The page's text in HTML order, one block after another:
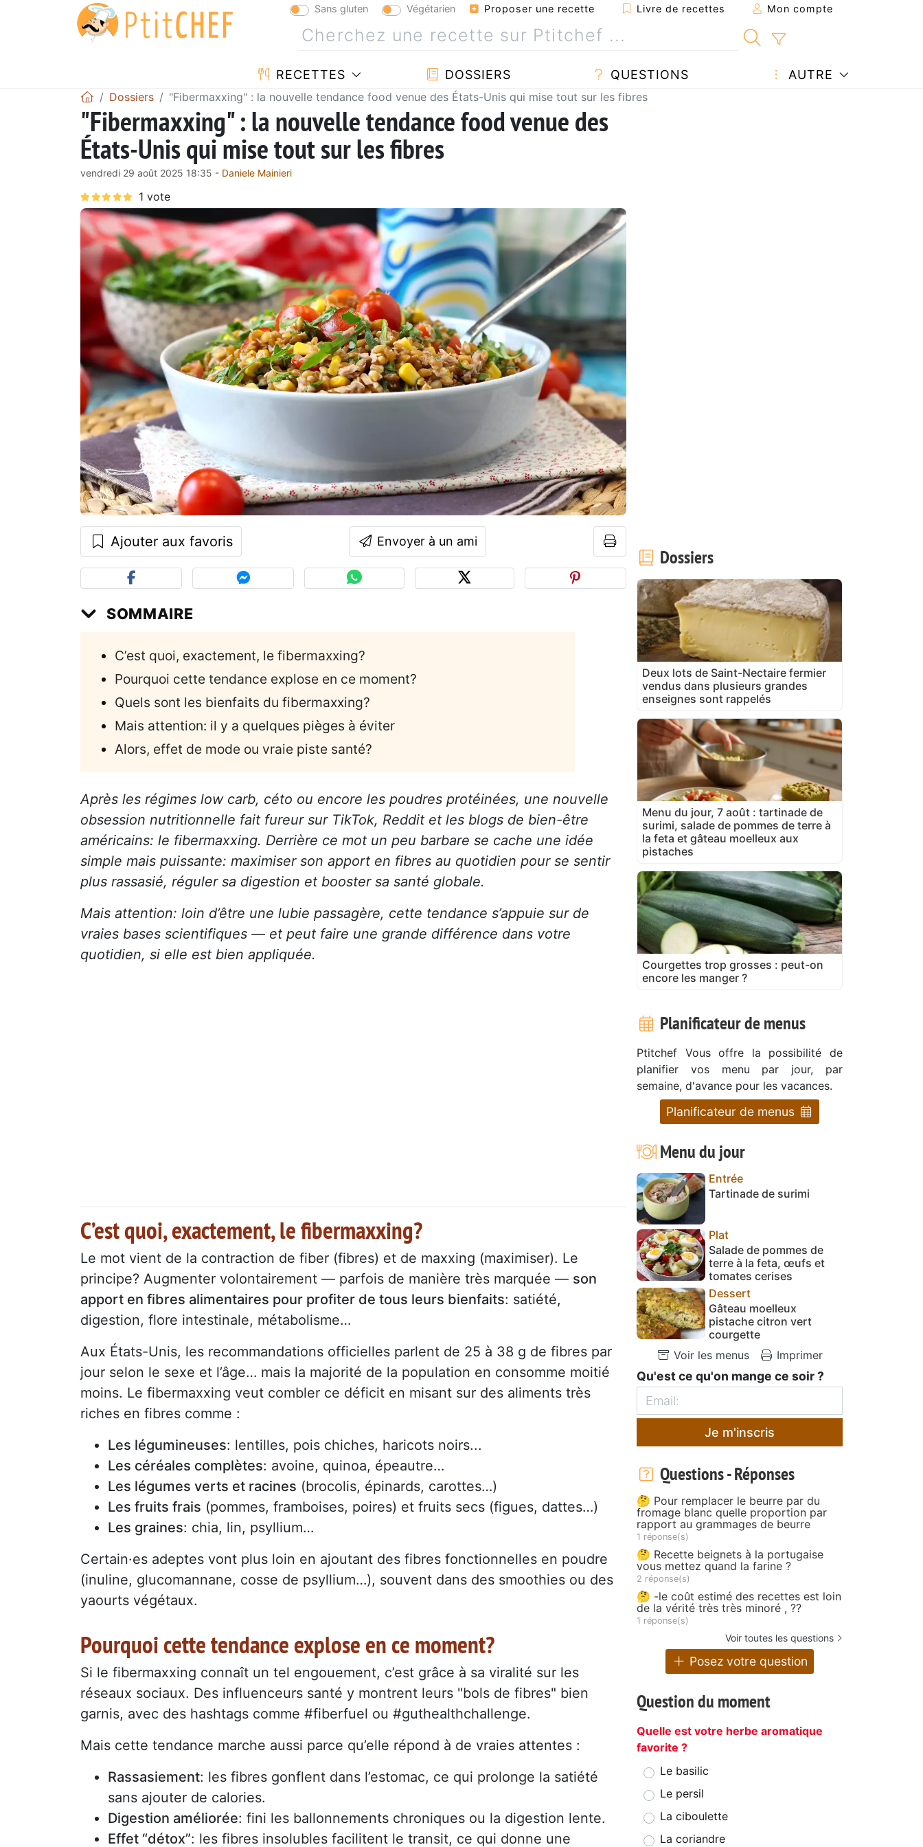
Sans gluten Végétarien Proposer une recette Livre de recettes Mon compte
RECETTES DOSSIERS QUESTIONS AUTRE
Dossiers "Fibermaxxing" : la nouvelle tendance food venue des États-Unis qui mise tout sur les fibres
"Fibermaxxing" : la nouvelle tendance food venue des
États-Unis qui mise tout sur les fibres
vendredi 29 août 2025 18:35 - Daniele Mainieri
Ajouter aux favoris Envoyer à un ami
SOMMAIRE
C’est quoi, exactement, le fibermaxxing?
Pourquoi cette tendance explose en ce moment?
Quels sont les bienfaits du fibermaxxing?
Mais attention: il y a quelques pièges à éviter
Alors, effet de mode ou vraie piste santé?
Après les régimes low carb, céto ou encore les poudres protéinées, une nouvelle
obsession nutritionnelle fait fureur sur TikTok, Reddit et les blogs de bien-être
américains: le fibermaxxing. Derrière ce mot un peu barbare se cache une idée
simple mais puissante: maximiser son apport en fibres au quotidien pour se sentir
plus rassasié, réguler sa digestion et booster sa santé globale.
Mais attention: loin d’être une lubie passagère, cette tendance s’appuie sur de
vraies bases scientifiques — et peut faire une grande différence dans votre
quotidien, si elle est bien appliquée.
C’est quoi, exactement, le fibermaxxing?
Le mot vient de la contraction de fiber (fibres) et de maxxing (maximiser). Le
principe? Augmenter volontairement — parfois de manière très marquée — son
apport en fibres alimentaires pour profiter de tous leurs bienfaits: satiété,
digestion, flore intestinale, métabolisme…
Aux États-Unis, les recommandations officielles parlent de 25 à 38 g de fibres par
jour selon le sexe et l’âge… mais la majorité de la population en consomme moitié
moins. Le fibermaxxing veut combler ce déficit en misant sur des aliments très
riches en fibres comme :
Les légumineuses: lentilles, pois chiches, haricots noirs...
Les céréales complètes: avoine, quinoa, épeautre…
Les légumes verts et racines (brocolis, épinards, carottes…)
Les fruits frais (pommes, framboises, poires) et fruits secs (figues, dattes…)
Les graines: chia, lin, psyllium…
Certain·es adeptes vont plus loin en ajoutant des fibres fonctionnelles en poudre
(inuline, glucomannane, cosse de psyllium…), souvent dans des smoothies ou des
yaourts végétaux.
Pourquoi cette tendance explose en ce moment?
Si le fibermaxxing connaît un tel engouement, c’est grâce à sa viralité sur les
réseaux sociaux. Des influenceurs santé y montrent leurs "bols de fibres" bien
garnis, avec des hashtags comme #fiberfuel ou #guthealthchallenge.
Mais cette tendance marche aussi parce qu’elle répond à de vraies attentes :
Rassasiement: les fibres gonflent dans l’estomac, ce qui prolonge la satiété
sans ajouter de calories.
Digestion améliorée: fini les ballonnements chroniques ou la digestion lente.
Effet “détox”: les fibres insolubles facilitent le transit, ce qui donne une
Dossiers
Deux lots de Saint-Nectaire fermier
vendus dans plusieurs grandes
enseignes sont rappelés
Menu du jour, 7 août : tartinade de
surimi, salade de pommes de terre à
la feta et gâteau moelleux aux
pistaches
Courgettes trop grosses : peut-on
encore les manger ?
Planificateur de menus
Ptitchef Vous offre la possibilité de
planifier vos menu par jour, par
semaine, d'avance pour les vacances.
Planificateur de menus
Menu du jour
Entrée
Tartinade de surimi
Plat
Salade de pommes de
terre à la feta, œufs et
tomates cerises
Dessert
Gâteau moelleux
pistache citron vert
courgette
Voir les menus
Imprimer
Qu'est ce qu'on mange ce soir ?
Je m'inscris
Questions - Réponses
🤔 Pour remplacer le beurre par du
fromage blanc quelle proportion par
rapport au grammages de beurre
1 réponse(s)
🤔 Recette beignets à la portugaise
vous mettez quand la farine ?
2 réponse(s)
🤔 -le coût estimé des recettes est loin
de la vérité très très minoré , ??
1 réponse(s)
Voir toutes les questions
Posez votre question
Question du moment
Quelle est votre herbe aromatique
favorite ?
Le basilic
Le persil
La ciboulette
La coriandre